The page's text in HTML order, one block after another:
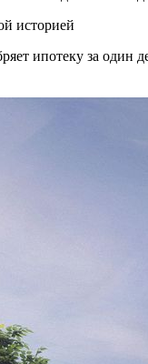
историей
ипотеку за один